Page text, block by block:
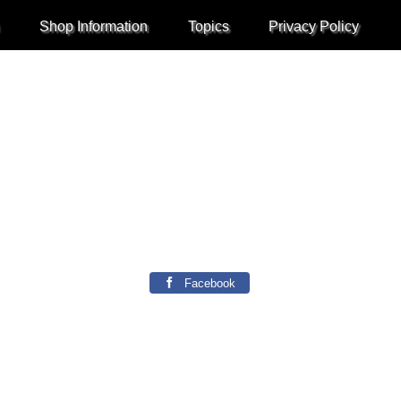
Shop Information Topics Privacy Policy
Facebook